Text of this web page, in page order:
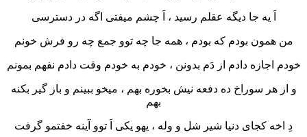
اَ یه جا دیگه عقلم رسید ، اَ چشم میفتی اگه در دسترسی
من همون بودم که بودم ، همه جا چه توو جمع چه رو فرش خونم
خودم اجازه دادم از دَم بدونن ، خودم به خودم وقت دادم نفهم بمونم
و از هر سوراخ ده دفعه نیش بخوره بهم ، میخو ببینم و باز گیر بکنه
بهم
دِ اخه کجای دنیا شیر شل و وله ، یهو یکی اَ توو آینه خفتمو گرفت